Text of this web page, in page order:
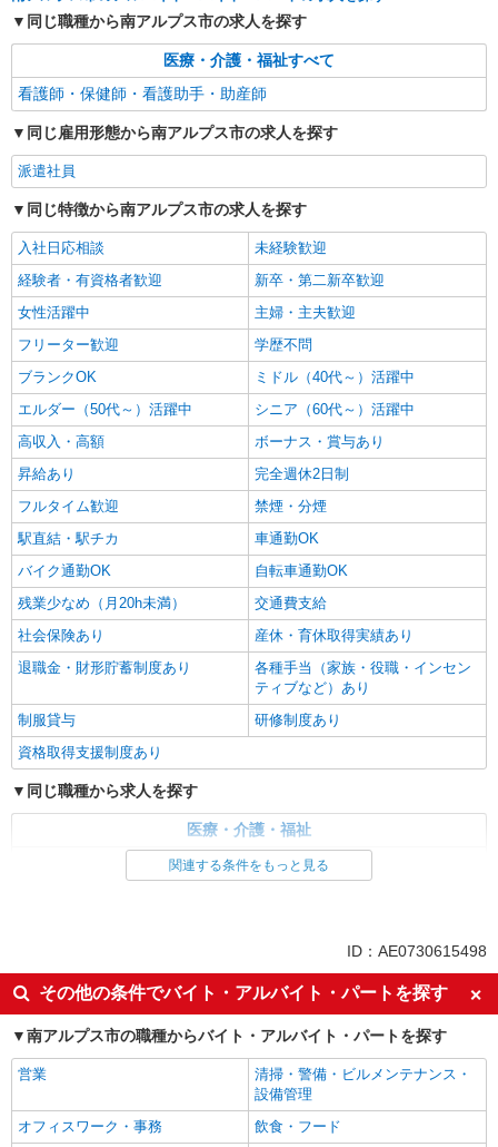
同じ職種から南アルプス市の求人を探す
医療・介護・福祉すべて
看護師・保健師・看護助手・助産師
同じ雇用形態から南アルプス市の求人を探す
派遣社員
同じ特徴から南アルプス市の求人を探す
入社日応相談
未経験歓迎
経験者・有資格者歓迎
新卒・第二新卒歓迎
女性活躍中
主婦・主夫歓迎
フリーター歓迎
学歴不問
ブランクOK
ミドル（40代～）活躍中
エルダー（50代～）活躍中
シニア（60代～）活躍中
高収入・高額
ボーナス・賞与あり
昇給あり
完全週休2日制
フルタイム歓迎
禁煙・分煙
駅直結・駅チカ
車通勤OK
バイク通勤OK
自転車通勤OK
残業少なめ（月20h未満）
交通費支給
社会保険あり
産休・育休取得実績あり
退職金・財形貯蓄制度あり
各種手当（家族・役職・インセン
ティブなど）あり
制服貸与
研修制度あり
資格取得支援制度あり
同じ職種から求人を探す
医療・介護・福祉
看護師・保健師・看護助手・助産師
ボーナス・賞与あり
車通勤OK
交通費支給
社会保険あり
産休・育休取得実績あり
関連する条件をもっと見る
ID：AE0730615498
その他の条件でバイト・アルバイト・パートを探す
南アルプス市の職種からバイト・アルバイト・パートを探す
営業
清掃・警備・ビルメンテナンス・
設備管理
オフィスワーク・事務
飲食・フード